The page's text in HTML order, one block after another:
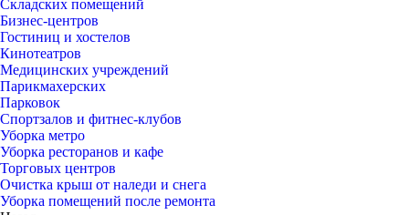
Складских помещений
Бизнес-центров
Гостиниц и хостелов
Кинотеатров
Медицинских учреждений
Парикмахерских
Парковок
Спортзалов и фитнес-клубов
Уборка метро
Уборка ресторанов и кафе
Торговых центров
Очистка крыш от наледи и снега
Уборка помещений после ремонта